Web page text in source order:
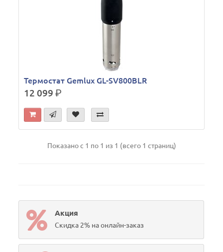
Термостат Gemlux GL-SV800BLR
12 099р.
Показано с 1 по 1 из 1 (всего 1 страниц)
Акция
Скидка 2% на онлайн-заказ